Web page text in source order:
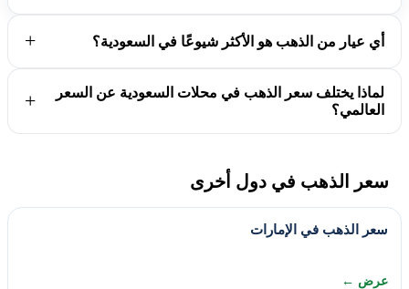
أي عيار من الذهب هو الأكثر شيوعًا في السعودية؟
لماذا يختلف سعر الذهب في محلات السعودية عن السعر
العالمي؟
سعر الذهب في دول أخرى
سعر الذهب في الإمارات
عرض ←